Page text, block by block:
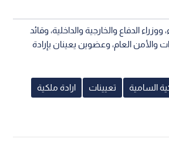
الدفاع والخارجية والداخلية، وقائد
والأمن العام، وعضوين يعينان بإرادة
السامية تعيينات ارادة ملكية